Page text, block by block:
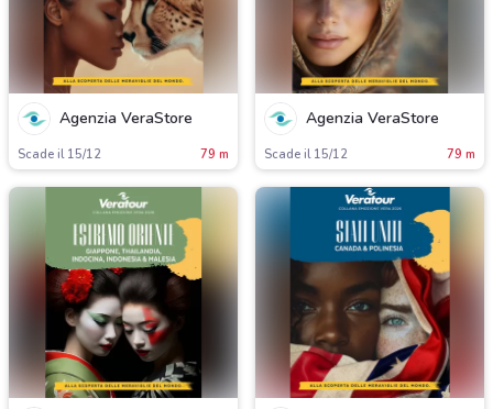
Agenzia VeraStore
Scade il 15/12 79 m
Agenzia VeraStore
Scade il 15/12 79 m